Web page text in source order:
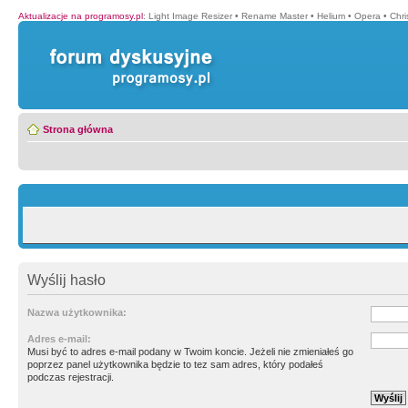
Aktualizacje na programosy.pl: Light Image Resizer • Rename Master • Helium • Opera •
Strona główna
Wyślij hasło
Nazwa użytkownika:
Adres e-mail:
Musi być to adres e-mail podany w Twoim koncie. Jeżeli nie zmieniałeś go
poprzez panel użytkownika będzie to tez sam adres, który podałeś
podczas rejestracji.